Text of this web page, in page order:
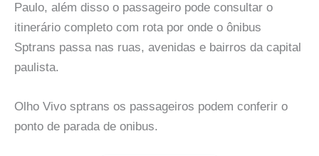
Paulo, além disso o passageiro pode consultar o
itinerário completo com rota por onde o ônibus
Sptrans passa nas ruas, avenidas e bairros da capital
paulista.
Olho Vivo sptrans os passageiros podem conferir o
ponto de parada de onibus.